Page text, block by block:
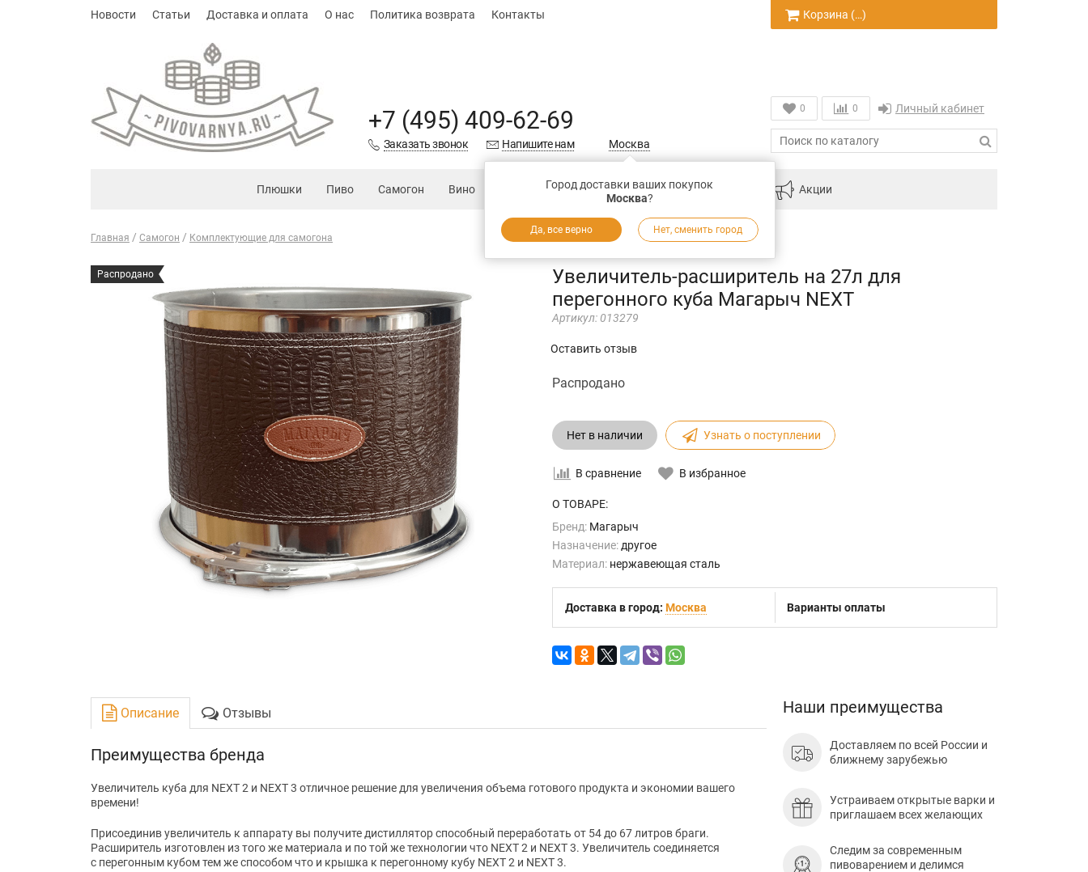
Новости Статьи Доставка и оплата О нас Политика возврата Контакты Корзина (…)
+7 (495) 409-62-69
Заказать звонок Напишите нам Москва
Город доставки ваших покупок
Москва?
Да, все верно Нет, сменить город
0 0 Личный кабинет
Плюшки Пиво Самогон Вино Подарки Запчасти Магазинам Акции
Главная Самогон Комплектующие для самогона
Распродано
Увеличитель-расширитель на 27л для
перегонного куба Магарыч NEXT
Артикул: 013279
Оставить отзыв
Распродано
Нет в наличии Узнать о поступлении
В сравнение В избранное
О ТОВАРЕ:
Бренд: Магарыч
Назначение: другое
Материал: нержавеющая сталь
Доставка в город: Москва Варианты оплаты
Описание Отзывы
Преимущества бренда
Увеличитель куба для NEXT 2 и NEXT 3 отличное решение для увеличения объема готового продукта и экономии вашего
времени!
Присоединив увеличитель к аппарату вы получите дистиллятор способный переработать от 54 до 67 литров браги.
Расширитель изготовлен из того же материала и по той же технологии что NEXT 2 и NEXT 3. Увеличитель соединяется
с перегонным кубом тем же способом что и крышка к перегонному кубу NEXT 2 и NEXT 3.
Наши преимущества
Доставляем по всей России и
ближнему зарубежью
Устраиваем открытые варки и
приглашаем всех желающих
Следим за современным
пивоварением и делимся